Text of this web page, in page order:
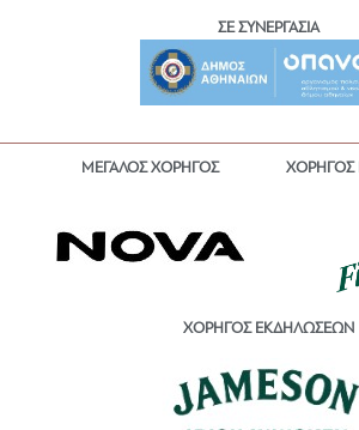
ΣΕ ΣΥΝΕΡΓΑΣΙΑ
ΜΕΓΑΛΟΣ ΧΟΡΗΓΟΣ ΧΟΡΗΓΟΣ
ΧΟΡΗΓΟΣ ΕΚΔΗΛΩΣΕΩΝ